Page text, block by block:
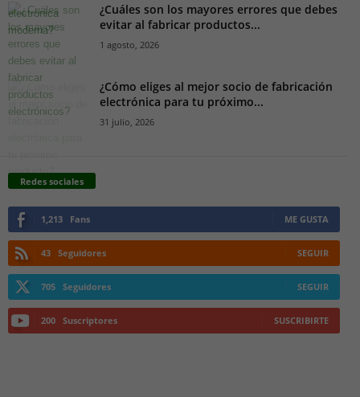
¿Cuáles son los mayores errores que debes
evitar al fabricar productos...
1 agosto, 2026
¿Cómo eliges al mejor socio de fabricación
electrónica para tu próximo...
31 julio, 2026
Redes sociales
1,213 Fans ME GUSTA
43 Seguidores SEGUIR
705 Seguidores SEGUIR
200 Suscriptores SUSCRIBIRTE